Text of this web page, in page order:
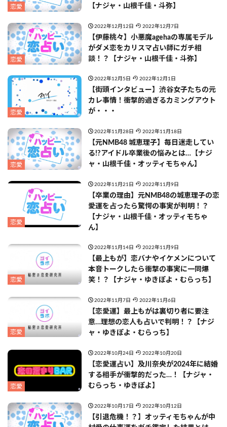
恋愛
【ナジャ・山根千佳・斗弥】
恋愛
2022年12月12日 2022年12月7日
【伊藤桃々】小悪魔agehaの専属モデル
がダメ恋をカリスマ占い師にガチ相
談！？【ナジャ・山根千佳・斗弥】
恋愛
2022年12月5日 2022年12月1日
【街頭インタビュー】渋谷女子たちの元
カレ事情！衝撃的過ぎるカミングアウト
が・・・
恋愛
2022年11月28日 2022年11月18日
【元NMB48 城恵理子】毎日迷走してい
る!?アイドル卒業後の悩みとは…【ナジ
ャ・山根千佳・オッティモちゃん】
恋愛
2022年11月21日 2022年11月9日
【卒業の理由】元NMB48の城恵理子の恋
愛運を占ったら驚愕の事実が判明！？
【ナジャ・山根千佳・オッティモちゃ
ん】
恋愛
2022年11月14日 2022年11月9日
【最上もが】恋バナやイケメンについて
本音トークしたら衝撃の事実に一同爆
笑！？【ナジャ・ゆきぽよ・むらっち】
恋愛
2022年11月7日 2022年11月6日
【恋愛運】最上もがは裏切り者に要注
意…理想の恋人も占いで判明！？【ナジ
ャ・ゆきぽよ・むらっち】
恋愛
2022年10月24日 2022年10月20日
【恋愛運占い】及川奈央が2024年に結婚
する相手が衝撃的だった…！【ナジャ・
むらっち・ゆきぽよ】
2022年10月17日 2022年10月12日
【引退危機！？】オッティモちゃんが中